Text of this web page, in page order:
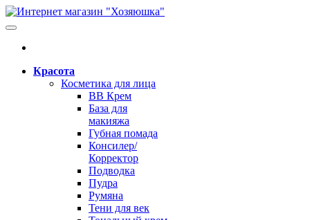
Красота
Косметика для лица
BB Крем
База для
макияжа
Губная помада
Консилер/
Корректор
Подводка
Пудра
Румяна
Тени для век